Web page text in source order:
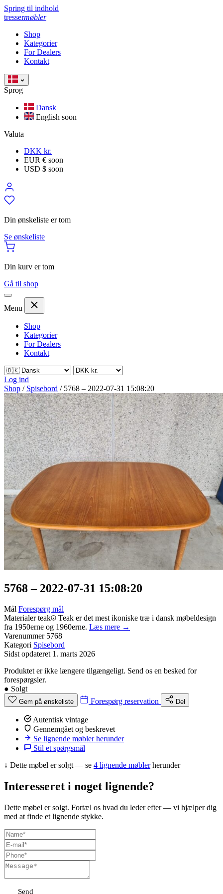
Spring til indhold
tressermøbler
Shop
Kategorier
For Dealers
Kontakt
Sprog
Dansk
English soon
Valuta
DKK kr.
EUR € soon
USD $ soon
Din ønskeliste er tom
Se ønskeliste
Din kurv er tom
Gå til shop
Menu
Shop
Kategorier
For Dealers
Kontakt
Log ind
Shop / Spisebord / 5768 – 2022-07-31 15:08:20
5768 – 2022-07-31 15:08:20
Mål Forespørg mål
Materialer teak
Teak er det mest ikoniske træ i dansk møbeldesign
fra 1950erne og 1960erne. Læs mere →
Varenummer 5768
Kategori Spisebord
Sidst opdateret 1. marts 2026
Produktet er ikke længere tilgængeligt. Send os en besked for
forespørgsler.
● Solgt
Gem på ønskeliste Forespørg reservation Del
Autentisk vintage
Gennemgået og beskrevet
Se lignende møbler herunder
Stil et spørgsmål
↓ Dette møbel er solgt — se 4 lignende møblerherunder
Interesseret i noget lignende?
Dette møbel er solgt. Fortæl os hvad du leder efter — vi hjælper dig
med at finde et lignende stykke.
Send